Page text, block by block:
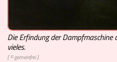
Die Erfindung der Dampfmaschine
vieles.
[ © gemeinfrei ]